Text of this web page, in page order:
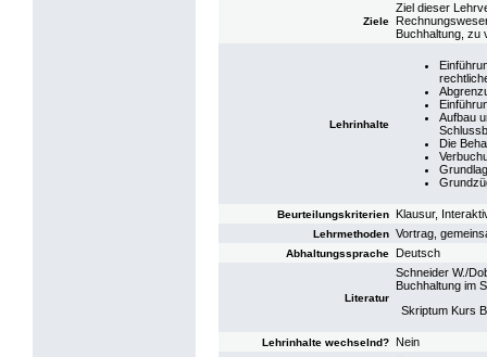
Ziele
Ziel dieser
Buchhaltung, zu
Lehrinhalte
Aufbau
Die
Beurteilungskriterien Klausur,
Lehrmethoden Vortrag,
Abhaltungssprache Deutsch
Literatur
Schneider W./
Buchhaltung im
Skriptum Kurs
Lehrinhalte wechselnd? Nein